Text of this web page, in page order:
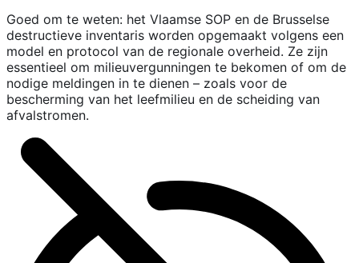
Goed om te weten: het Vlaamse SOP en de Brusselse
destructieve inventaris worden opgemaakt volgens een
model en protocol van de regionale overheid. Ze zijn
essentieel om milieuvergunningen te bekomen of om de
nodige meldingen in te dienen – zoals voor de
bescherming van het leefmilieu en de scheiding van
afvalstromen.